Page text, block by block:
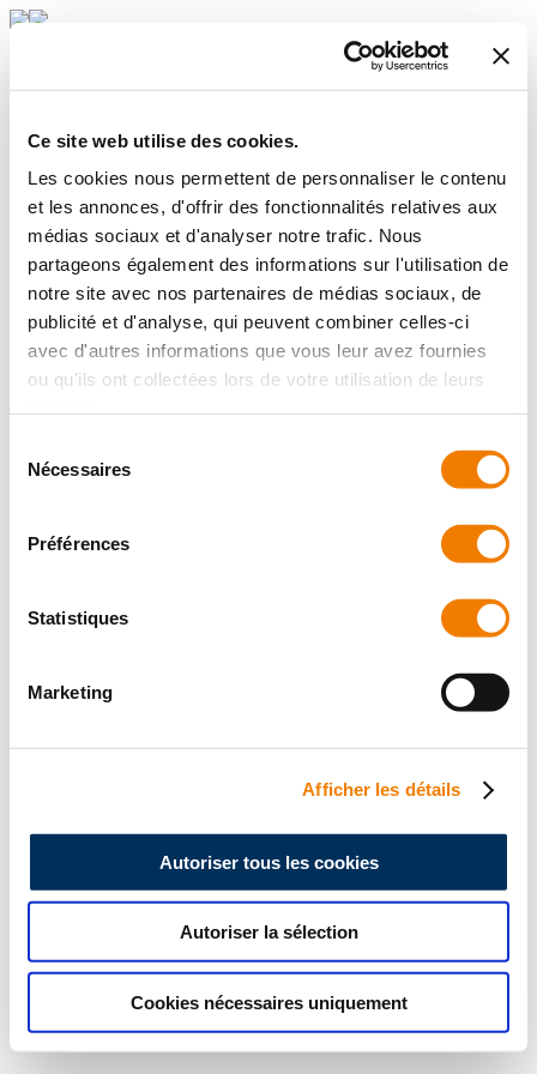
Ce site web utilise des cookies.
Les cookies nous permettent de personnaliser le contenu
et les annonces, d'offrir des fonctionnalités relatives aux
médias sociaux et d'analyser notre trafic. Nous
partageons également des informations sur l'utilisation de
notre site avec nos partenaires de médias sociaux, de
publicité et d'analyse, qui peuvent combiner celles-ci
avec d'autres informations que vous leur avez fournies
ou qu'ils ont collectées lors de votre utilisation de leurs
Nécessaires
Préférences
Statistiques
Marketing
Afficher les détails
Autoriser tous les cookies
Autoriser la sélection
Cookies nécessaires uniquement
Créer mon compte
Identification >Création de
compte RH >Mot de passe
Identification de mon établissement :
Numéro de SIRET de mon établissement :
Identifiant entreprise
Si vous n'êtes pas en possession de cette donnée, veuillez vous
rapprocher de l'assureur du contrat
Retour Continuer
Mentions légales
Une erreur est survenue
Fermer